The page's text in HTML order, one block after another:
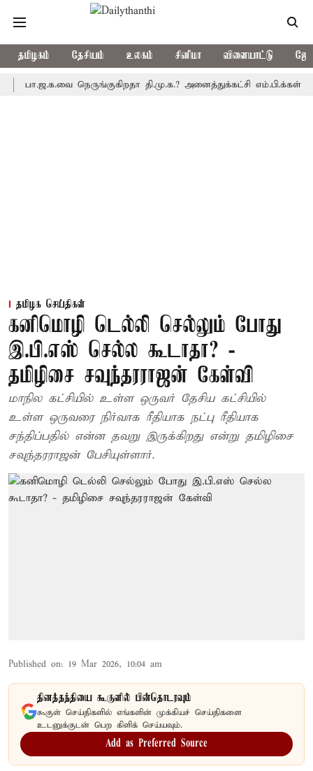
தமிழகம் தேசியம் உலகம் சினிமா விளையாட்டு
நெருங்குகிறதா தி.மு.க.? அனைத்துக்கட்சி எம்.பி.க்கள்
தமிழக செய்திகள்
கனிமொழி டெல்லி செல்லும் போது
இ.பி.எஸ் செல்ல கூடாதா? -
தமிழிசை சவுந்தரராஜன் கேள்வி
மாநில கட்சியில் உள்ள ஒருவர் தேசிய கட்சியில்
உள்ள ஒருவரை நிர்வாக ரீதியாக நட்பு ரீதியாக
சந்திப்பதில் என்ன தவறு இருக்கிறது என்று தமிழிசை
சவுந்தரராஜன் பேசியுள்ளார்.
Published on: 19 Mar 2026, 10:04 am
தினத்தந்தியை கூகுளில் பின்தொடரவும்
கூகுள் செய்திகளில் எங்களின் முக்கியச் செய்திகளை
உடனுக்குடன் பெற கிளிக் செய்யவும்.
Add as Preferred Source